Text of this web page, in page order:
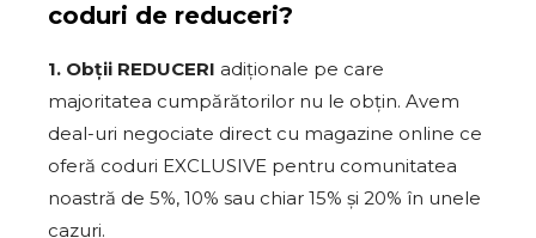
coduri de reduceri?
1. Obții REDUCERI adiționale pe care
majoritatea cumpărătorilor nu le obțin. Avem
deal-uri negociate direct cu magazine online ce
oferă coduri EXCLUSIVE pentru comunitatea
noastră de 5%, 10% sau chiar 15% și 20% în unele
cazuri.